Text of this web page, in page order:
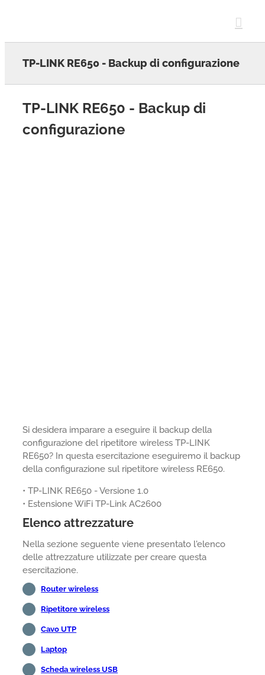
TP-LINK RE650 - Backup di configurazione
TP-LINK RE650 - Backup di
configurazione
Si desidera imparare a eseguire il backup della
configurazione del ripetitore wireless TP-LINK
RE650? In questa esercitazione eseguiremo il backup
della configurazione sul ripetitore wireless RE650.
• TP-LINK RE650 - Versione 1.0
• Estensione WiFi TP-Link AC2600
Elenco attrezzature
Nella sezione seguente viene presentato l'elenco
delle attrezzature utilizzate per creare questa
esercitazione.
Router wireless
Ripetitore wireless
Cavo UTP
Laptop
Scheda wireless USB